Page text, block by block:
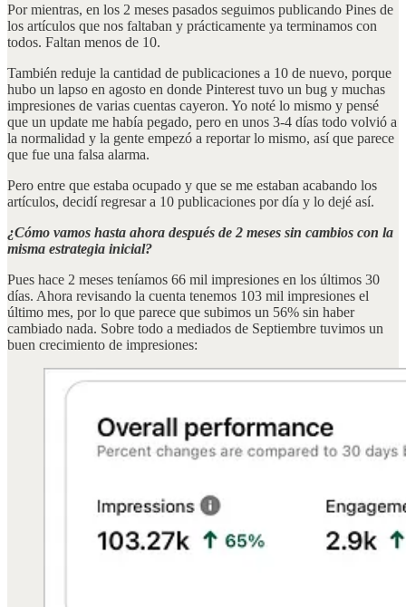
Por mientras, en los 2 meses pasados seguimos publicando Pines de
los artículos que nos faltaban y prácticamente ya terminamos con
todos. Faltan menos de 10.
También reduje la cantidad de publicaciones a 10 de nuevo, porque
hubo un lapso en agosto en donde Pinterest tuvo un bug y muchas
impresiones de varias cuentas cayeron. Yo noté lo mismo y pensé
que un update me había pegado, pero en unos 3-4 días todo volvió a
la normalidad y la gente empezó a reportar lo mismo, así que parece
que fue una falsa alarma.
Pero entre que estaba ocupado y que se me estaban acabando los
artículos, decidí regresar a 10 publicaciones por día y lo dejé así.
¿Cómo vamos hasta ahora después de 2 meses sin cambios con la
misma estrategia inicial?
Pues hace 2 meses teníamos 66 mil impresiones en los últimos 30
días. Ahora revisando la cuenta tenemos 103 mil impresiones el
último mes, por lo que parece que subimos un 56% sin haber
cambiado nada. Sobre todo a mediados de Septiembre tuvimos un
buen crecimiento de impresiones: